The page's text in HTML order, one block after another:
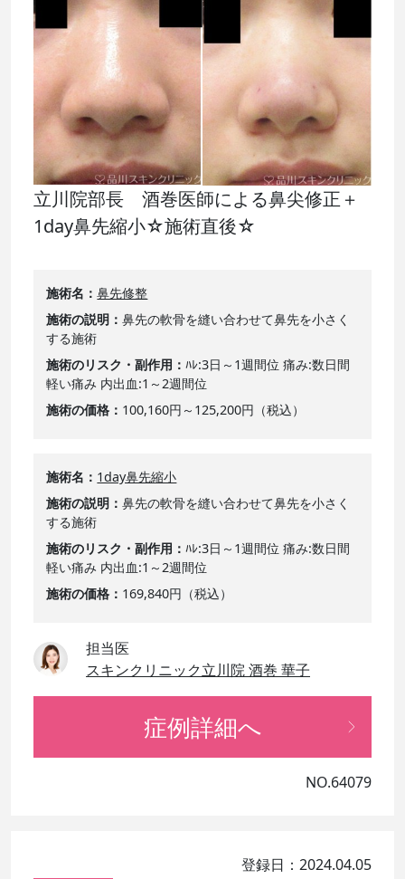
立川院部長 酒巻医師による鼻尖修正＋
1day鼻先縮小☆施術直後☆
施術名
鼻先修整
施術の説明
鼻先の軟骨を縫い合わせて鼻先を小さく
する施術
施術のリスク・副作用
ﾊﾚ:3日～1週間位 痛み:数日間
軽い痛み 内出血:1～2週間位
施術の価格
100,160円～125,200円（税込）
施術名
1day鼻先縮小
施術の説明
鼻先の軟骨を縫い合わせて鼻先を小さく
する施術
施術のリスク・副作用
ﾊﾚ:3日～1週間位 痛み:数日間
軽い痛み 内出血:1～2週間位
施術の価格
169,840円（税込）
担当医
スキンクリニック立川院 酒巻 華子
症例詳細へ
NO.64079
登録日：2024.04.05